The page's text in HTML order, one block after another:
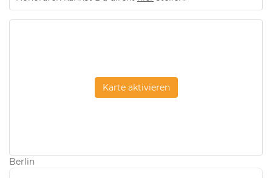
Karte aktivieren
Berlin